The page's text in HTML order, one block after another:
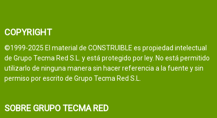
COPYRIGHT
©1999-2025 El material de CONSTRUIBLE es propiedad intelectual
de Grupo Tecma Red S.L. y está protegido por ley. No está permitido
utilizarlo de ninguna manera sin hacer referencia a la fuente y sin
permiso por escrito de Grupo Tecma Red S.L.
SOBRE GRUPO TECMA RED